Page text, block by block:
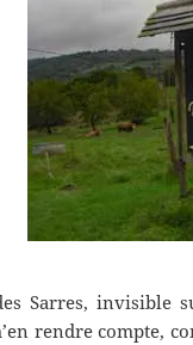
Sarres, invisible
rendre compte,